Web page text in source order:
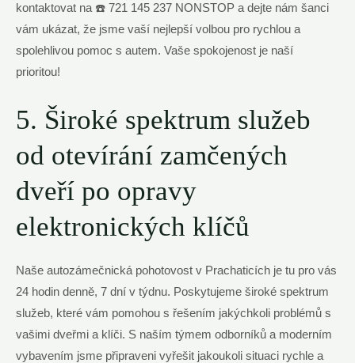
kontaktovat na ☎️ 721 145 237 NONSTOP a dejte nám šanci
vám ukázat, že jsme vaší nejlepší volbou pro rychlou a
spolehlivou pomoc s autem. Vaše spokojenost je naší
prioritou!
5. Široké spektrum služeb
od otevírání zamčených
dveří po opravy
elektronických klíčů
Naše autozámečnická pohotovost v Prachaticích je tu pro vás
24 hodin denně, 7 dní v týdnu. Poskytujeme široké spektrum
služeb, které vám pomohou s řešením jakýchkoli problémů s
vašimi dveřmi a klíči. S naším týmem odborníků a moderním
vybavením jsme připraveni vyřešit jakoukoli situaci rychle a